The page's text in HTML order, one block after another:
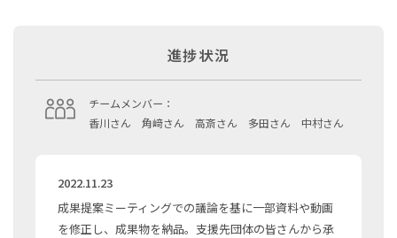
進捗状況
チームメンバー：
香川さん 角﨑さん 高斎さん 多田さん 中村さん
2022.11.23
成果提案ミーティングでの議論を基に一部資料や動画
を修正し、成果物を納品。支援先団体の皆さんから承